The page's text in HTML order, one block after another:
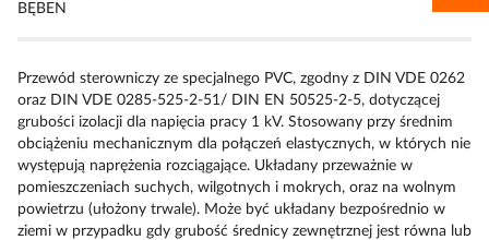
BĘBEN
Przewód sterowniczy ze specjalnego PVC, zgodny z DIN VDE 0262
oraz DIN VDE 0285-525-2-51/ DIN EN 50525-2-5, dotyczącej
grubości izolacji dla napięcia pracy 1 kV. Stosowany przy średnim
obciążeniu mechanicznym dla połączeń elastycznych, w których nie
występują naprężenia rozciągające. Układany przeważnie w
pomieszczeniach suchych, wilgotnych i mokrych, oraz na wolnym
powietrzu (ułożony trwale). Może być układany bezpośrednio w
ziemi w przypadku gdy grubość średnicy zewnętrznej jest równa lub